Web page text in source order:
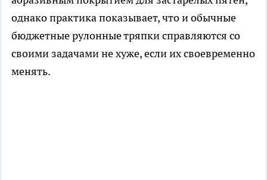
однако практика показывает, что и обычные
бюджетные рулонные тряпки справляются со
своими задачами не хуже, если их своевременно
менять.